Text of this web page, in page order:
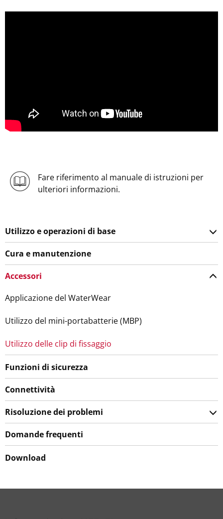
Fare riferimento al manuale di istruzioni per
ulteriori informazioni.
Utilizzo e operazioni di base
Cura e manutenzione
Accessori
Applicazione del WaterWear
Utilizzo del mini-portabatterie (MBP)
Utilizzo delle clip di fissaggio
Funzioni di sicurezza
Connettività
Risoluzione dei problemi
Domande frequenti
Download